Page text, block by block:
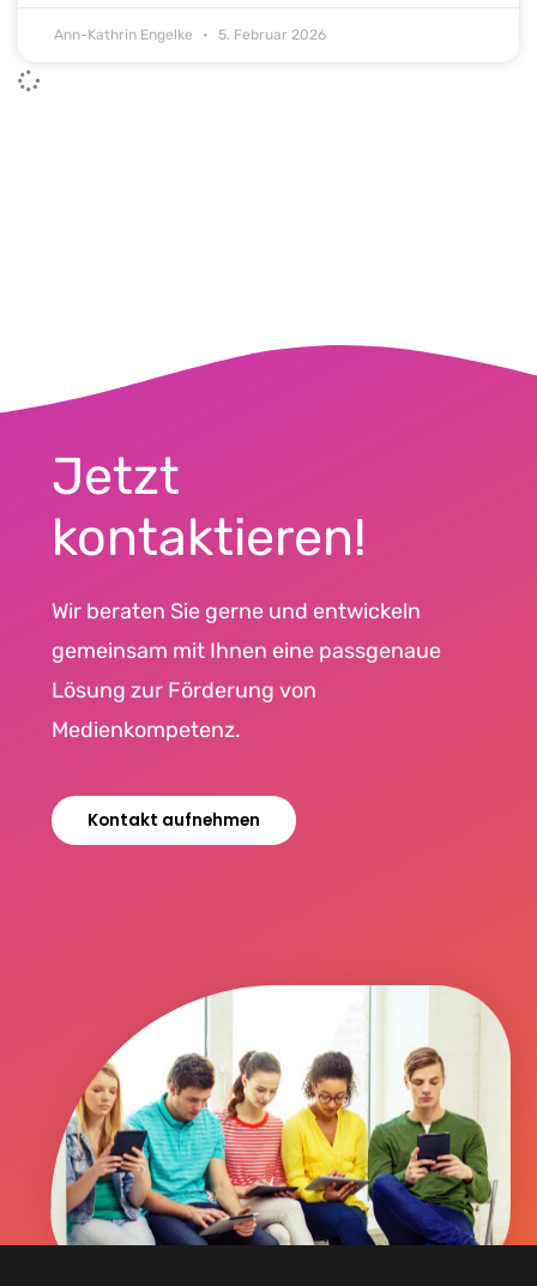
Ann-Kathrin Engelke 5. Februar 2026
Jetzt
kontaktieren!
Wir beraten Sie gerne und entwickeln
gemeinsam mit Ihnen eine passgenaue
Lösung zur Förderung von
Medienkompetenz.
Kontakt aufnehmen